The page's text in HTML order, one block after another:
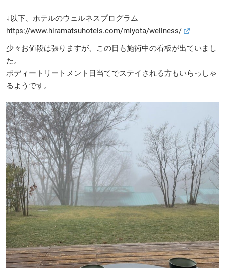
↓以下、ホテルのウェルネスプログラム
https://www.hiramatsuhotels.com/miyota/wellness/
少々お値段は張りますが、この日も施術中の看板が出ていまし
た。
ボディートリートメント目当てでステイされる方もいらっしゃ
るようです。